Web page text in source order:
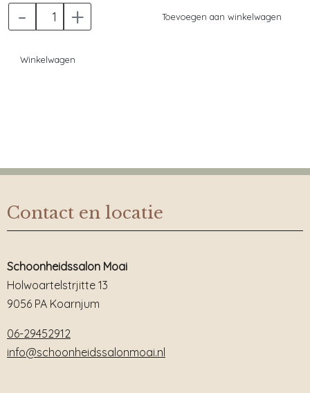
- + Toevoegen aan winkelwagen
Winkelwagen
Contact en locatie
Schoonheidssalon Moai
Holwoartelstrjitte 13
9056 PA Koarnjum
06-29452912
info@schoonheidssalonmoai.nl